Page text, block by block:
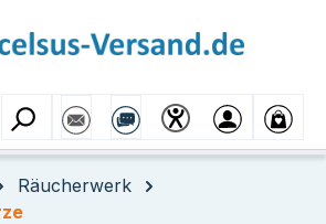
Räucherwerk